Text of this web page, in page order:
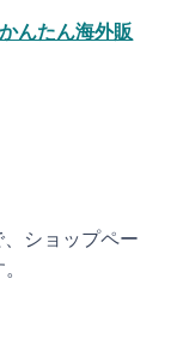
かんたん海外販
ショップペー